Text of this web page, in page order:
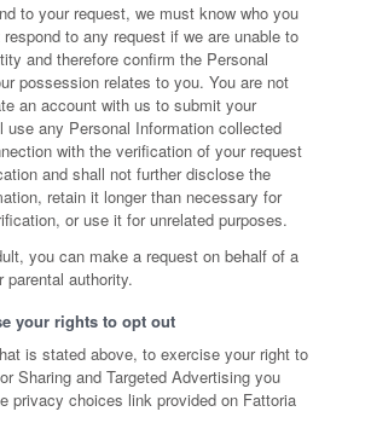
to your request, we must know who you
to any request if we are unable to
and therefore confirm the Personal
possession relates to you. You are not
an account with us to submit your
use any Personal Information collected
with the verification of your request
and shall not further disclose the
retain it longer than necessary for
or use it for unrelated purposes.
you can make a request on behalf of a
parental authority.
your rights to opt out
is stated above, to exercise your right to
Sharing and Targeted Advertising you
privacy choices link provided on Fattoria